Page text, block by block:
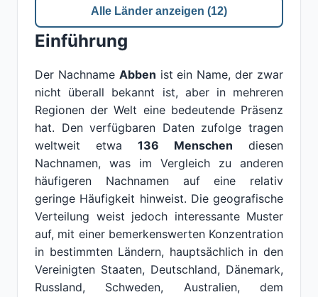
Alle Länder anzeigen (12)
Einführung
Der Nachname Abben ist ein Name, der zwar
nicht überall bekannt ist, aber in mehreren
Regionen der Welt eine bedeutende Präsenz
hat. Den verfügbaren Daten zufolge tragen
weltweit etwa 136 Menschen diesen
Nachnamen, was im Vergleich zu anderen
häufigeren Nachnamen auf eine relativ
geringe Häufigkeit hinweist. Die geografische
Verteilung weist jedoch interessante Muster
auf, mit einer bemerkenswerten Konzentration
in bestimmten Ländern, hauptsächlich in den
Vereinigten Staaten, Deutschland, Dänemark,
Russland, Schweden, Australien, dem